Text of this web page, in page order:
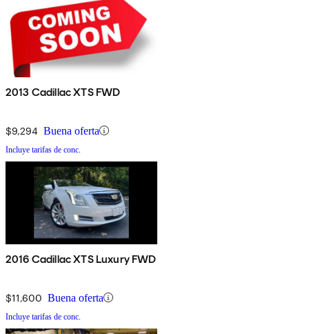
2013 Cadillac XTS FWD
$9,294 Buena oferta
Incluye tarifas de conc.
2016 Cadillac XTS Luxury FWD
$11,600 Buena oferta
Incluye tarifas de conc.